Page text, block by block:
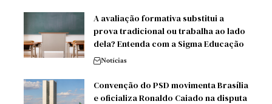
A avaliação formativa substitui a
prova tradicional ou trabalha ao lado
dela? Entenda com a Sigma Educação
Notícias
Convenção do PSD movimenta Brasília
e oficializa Ronaldo Caiado na disputa